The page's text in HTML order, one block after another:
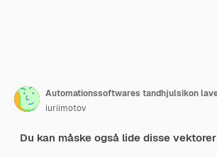
iuriimotov
Du kan måske også lide disse vektorer